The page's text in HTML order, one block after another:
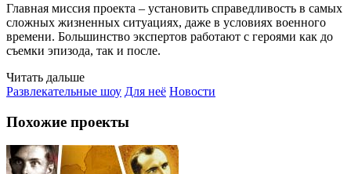
Главная миссия проекта – установить справедливость в самых
сложных жизненных ситуациях, даже в условиях военного
времени. Большинство экспертов работают с героями как до
съемки эпизода, так и после.
Читать дальше
Развлекательные шоу Для неё Новости
Похожие проекты